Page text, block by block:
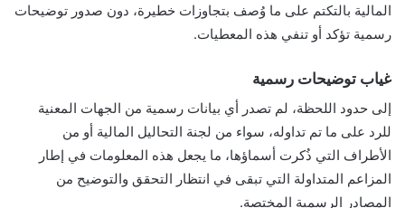
المالية بالتكتم على ما وُصف بتجاوزات خطيرة، دون صدور توضيحات
رسمية تؤكد أو تنفي هذه المعطيات.
غياب توضيحات رسمية
إلى حدود اللحظة، لم تصدر أي بيانات رسمية من الجهات المعنية
للرد على ما تم تداوله، سواء من لجنة التحاليل المالية أو من
الأطراف التي ذُكرت أسماؤها، ما يجعل هذه المعلومات في إطار
المزاعم المتداولة التي تبقى في انتظار التحقق والتوضيح من
المصادر الرسمية المختصة.